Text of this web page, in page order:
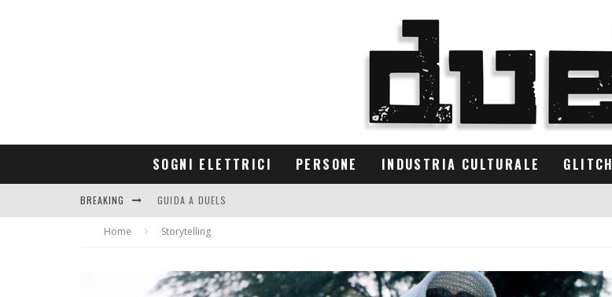
SOGNI ELETTRICI PERSONE INDUSTRIA CULTURALE GLITCH
BREAKING CONTRIBUTORS
GUIDA A DUELS
Home Storytelling